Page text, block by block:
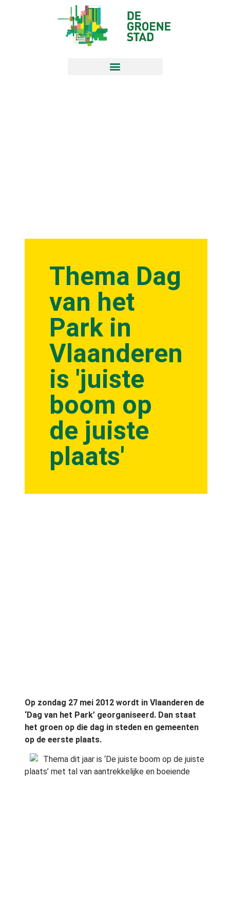
Thema Dag
van het
Park in
Vlaanderen
is 'juiste
boom op
de juiste
plaats'
Op zondag 27 mei 2012 wordt in Vlaanderen de
‘Dag van het Park’ georganiseerd. Dan staat
het groen op die dag in steden en gemeenten
op de eerste plaats.
Thema dit jaar is ‘De juiste boom op de juiste
plaats’ met tal van aantrekkelijke en boeiende